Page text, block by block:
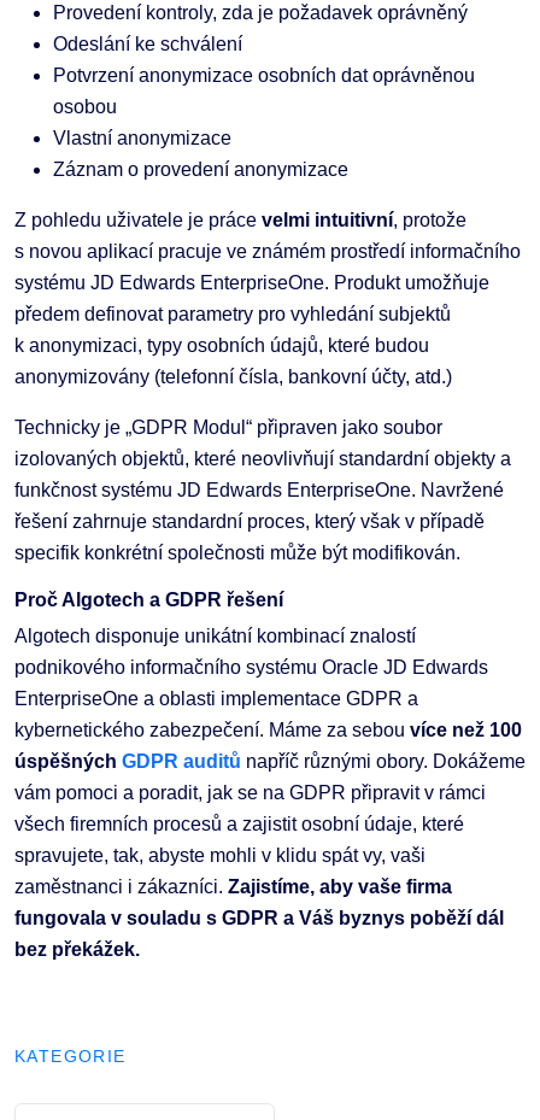
Provedení kontroly, zda je požadavek oprávněný
Odeslání ke schválení
Potvrzení anonymizace osobních dat oprávněnou
osobou
Vlastní anonymizace
Záznam o provedení anonymizace
Z pohledu uživatele je práce velmi intuitivní, protože
s novou aplikací pracuje ve známém prostředí informačního
systému JD Edwards EnterpriseOne. Produkt umožňuje
předem definovat parametry pro vyhledání subjektů
k anonymizaci, typy osobních údajů, které budou
anonymizovány (telefonní čísla, bankovní účty, atd.)
Technicky je „GDPR Modul“ připraven jako soubor
izolovaných objektů, které neovlivňují standardní objekty a
funkčnost systému JD Edwards EnterpriseOne. Navržené
řešení zahrnuje standardní proces, který však v případě
specifik konkrétní společnosti může být modifikován.
Proč Algotech a GDPR řešení
Algotech disponuje unikátní kombinací znalostí
podnikového informačního systému Oracle JD Edwards
EnterpriseOne a oblasti implementace GDPR a
kybernetického zabezpečení. Máme za sebou více než 100
úspěšných GDPR auditů napříč různými obory. Dokážeme
vám pomoci a poradit, jak se na GDPR připravit v rámci
všech firemních procesů a zajistit osobní údaje, které
spravujete, tak, abyste mohli v klidu spát vy, vaši
zaměstnanci i zákazníci. Zajistíme, aby vaše firma
fungovala v souladu s GDPR a Váš byznys poběží dál
bez překážek.
KATEGORIE